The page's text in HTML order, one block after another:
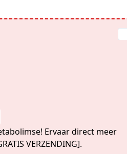
Ervaar direct meer
VERZENDING].